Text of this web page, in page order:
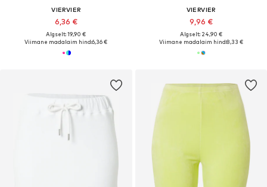
VIERVIER
6,36 €
Algselt: 19,90 €
Viimane madalaim hind:6,36 €
VIERVIER
9,96 €
Algselt: 24,90 €
Viimane madalaim hind:8,33 €